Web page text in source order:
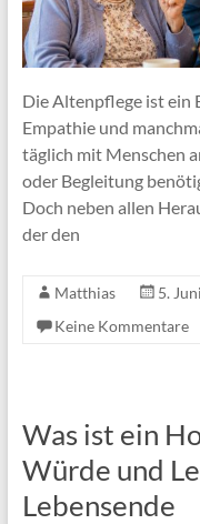
Die Altenpflege ist ein
Empathie und
täglich mit Menschen
oder Begleitung
Doch neben allen
der den
Matthias 5.
Keine Kommentare
Was ist ein
Würde und
Lebensende